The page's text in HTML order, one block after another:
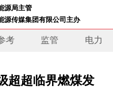
源局主管
源传媒集团有限公司主办
考 监管 电力
超超临界燃煤发